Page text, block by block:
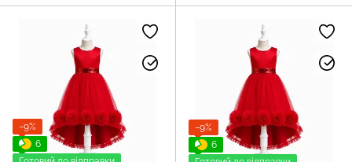
−9%
6
−9%
6